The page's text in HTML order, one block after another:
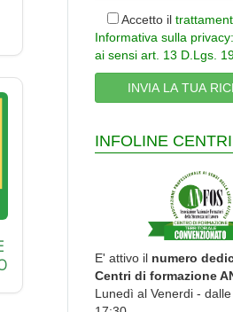
Accetto il
Informativa sulla
ai sensi art. 13 D.Lgs.
INFOLINE
E' attivo il numero
Centri di formazione
Lunedì al Venerdi -